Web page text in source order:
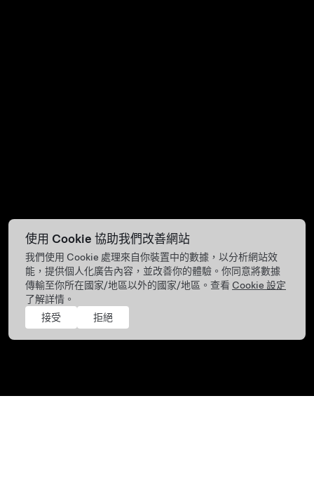
使用 Cookie 協助我們改善網站
我們使用 Cookie 處理來自你裝置中的數據，以分析網站效
能，提供個人化廣告內容，並改善你的體驗。你同意將數據
傳輸至你所在國家/地區以外的國家/地區。查看 Cookie 設定
了解詳情。
接受
拒絕